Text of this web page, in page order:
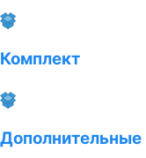
Комплект